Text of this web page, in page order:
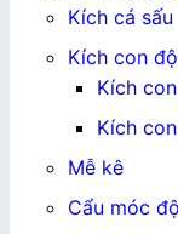
Kích cá sấu
Kích con
Kích
Kích
Mễ kê
Cẩu móc